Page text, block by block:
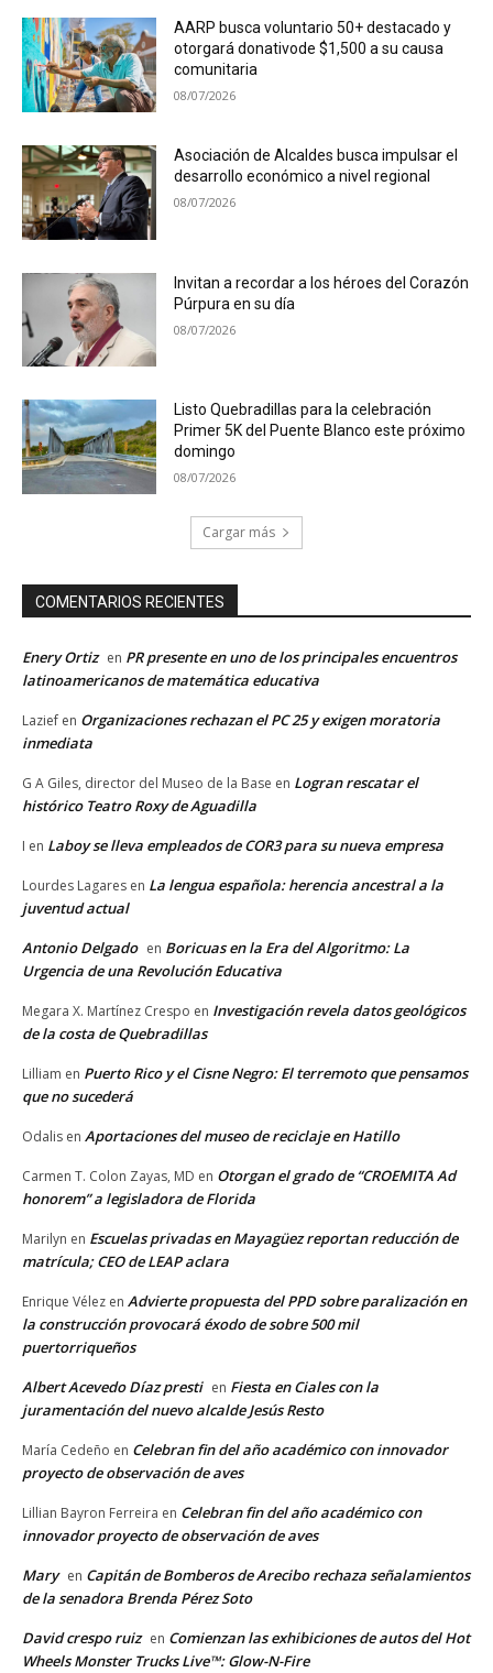
AARP busca voluntario 50+ destacado y
otorgará donativode $1,500 a su causa
comunitaria
08/07/2026
Asociación de Alcaldes busca impulsar el
desarrollo económico a nivel regional
08/07/2026
Invitan a recordar a los héroes del Corazón
Púrpura en su día
08/07/2026
Listo Quebradillas para la celebración
Primer 5K del Puente Blanco este próximo
domingo
08/07/2026
Cargar más
COMENTARIOS RECIENTES
Enery Ortiz en PR presente en uno de los principales encuentros
latinoamericanos de matemática educativa
Lazief en Organizaciones rechazan el PC 25 y exigen moratoria
inmediata
G A Giles, director del Museo de la Base en Logran rescatar el
histórico Teatro Roxy de Aguadilla
I en Laboy se lleva empleados de COR3 para su nueva empresa
Lourdes Lagares en La lengua española: herencia ancestral a la
juventud actual
Antonio Delgado en Boricuas en la Era del Algoritmo: La
Urgencia de una Revolución Educativa
Megara X. Martínez Crespo en Investigación revela datos geológicos
de la costa de Quebradillas
Lilliam en Puerto Rico y el Cisne Negro: El terremoto que pensamos
que no sucederá
Odalis en Aportaciones del museo de reciclaje en Hatillo
Carmen T. Colon Zayas, MD en Otorgan el grado de “CROEMITA Ad
honorem” a legisladora de Florida
Marilyn en Escuelas privadas en Mayagüez reportan reducción de
matrícula; CEO de LEAP aclara
Enrique Vélez en Advierte propuesta del PPD sobre paralización en
la construcción provocará éxodo de sobre 500 mil
puertorriqueños
Albert Acevedo Díaz presti en Fiesta en Ciales con la
juramentación del nuevo alcalde Jesús Resto
María Cedeño en Celebran fin del año académico con innovador
proyecto de observación de aves
Lillian Bayron Ferreira en Celebran fin del año académico con
innovador proyecto de observación de aves
Mary en Capitán de Bomberos de Arecibo rechaza señalamientos
de la senadora Brenda Pérez Soto
David crespo ruiz en Comienzan las exhibiciones de autos del Hot
Wheels Monster Trucks Live™: Glow-N-Fire